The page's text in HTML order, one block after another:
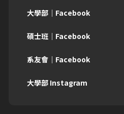
大學部｜Facebook
碩士班｜Facebook
系友會｜Facebook
大學部 Instagram